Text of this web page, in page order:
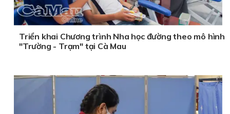
Triển khai Chương trình Nha học đường theo mô hình
"Trường - Trạm" tại Cà Mau